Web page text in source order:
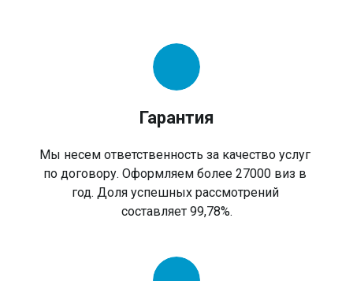
Гарантия
Мы несем ответственность за качество услуг
по договору. Оформляем более 27000 виз в
год. Доля успешных рассмотрений
составляет 99,78%.